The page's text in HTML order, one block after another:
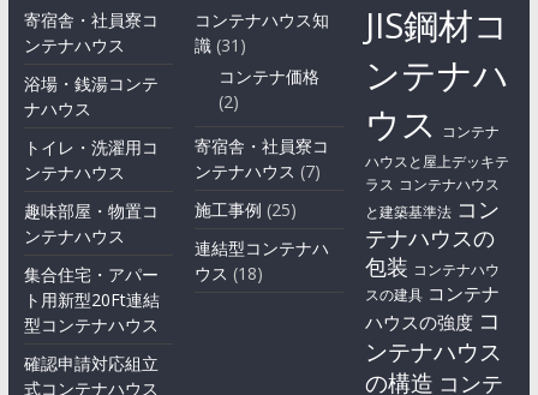
寄宿舎・社員寮コ
ンテナハウス
浴場・銭湯コンテ
ナハウス
トイレ・洗濯用コ
ンテナハウス
趣味部屋・物置コ
ンテナハウス
集合住宅・アパー
ト用新型20Ft連結
型コンテナハウス
確認申請対応組立
式コンテナハウス
コンテナハウス知
識 (31)
コンテナ価格
(2)
寄宿舎・社員寮コ
ンテナハウス (7)
施工事例 (25)
連結型コンテナハ
ウス (18)
JIS鋼材コ
ンテナハ
ウス コンテナ
ハウスと屋上デッキテ
ラス コンテナハウス
と建築基準法 コン
テナハウスの
包装 コンテナハウ
スの建具 コンテナ
ハウスの強度 コ
ンテナハウス
の構造 コンテ